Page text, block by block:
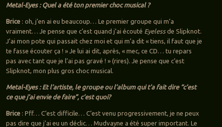
Metal-Eyes : Quel a été ton premier choc musical ?
Brice : oh, j’en ai eu beaucoup… Le premier groupe qui m’a
vraiment… Je pense que c’est quand j’ai écouté Eyelessde Slipknot.
J’ai mon pote qui passait chez moi et qui m’a dit « tiens, il faut que je
te fasse écouter ça ! » Je lui ai dit, après, « mec, ce CD… tu repars
pas avec tant que je l’ai pas gravé ! » (rires). Je pense que c’est
Slipknot, mon plus gros choc musical.
Metal-Eyes : Et l’artiste, le groupe ou l’album qui t’a fait dire “c’est
ce que j’ai envie de faire”, c’est quoi?
Brice : Pff… C’est difficile… C’est venu progressivement, je ne peux
pas dire que j’ai eu un déclic… Mudvayne a été super important. Le